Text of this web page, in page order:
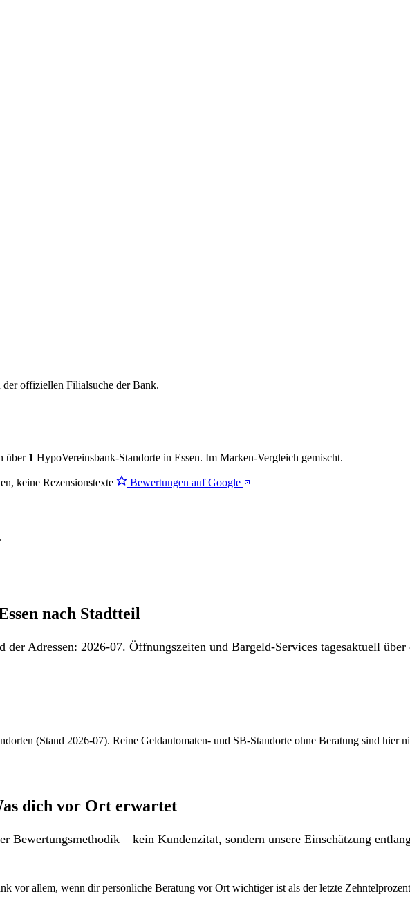
offiziellen Filialsuche der Bank.
über 1 HypoVereinsbank-Standorte in Essen. Im Marken-Vergleich gemischt.
keine Rezensionstexte Bewertungen auf Google
nach Stadtteil
der Adressen: 2026-07. Öffnungszeiten und Bargeld-Services tagesaktuell
(Stand 2026-07). Reine Geldautomaten- und SB-Standorte ohne Beratung sind
dich vor Ort erwartet
Bewertungsmethodik – kein Kundenzitat, sondern unsere Einschätzung
vor allem, wenn dir persönliche Beratung vor Ort wichtiger ist als der letzte